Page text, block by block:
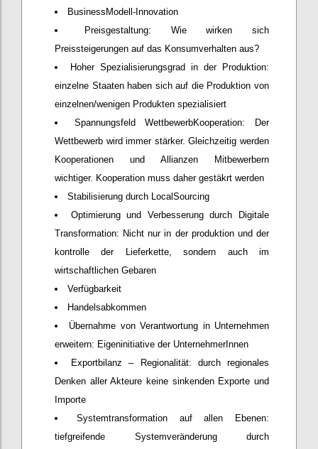
BusinessModell-Innovation
Preisgestaltung: Wie wirken sich
Preissteigerungen auf das Konsumverhalten aus?
Hoher Spezialisierungsgrad in der Produktion:
einzelne Staaten haben sich auf die Produktion von
einzelnen/wenigen Produkten spezialisiert
Spannungsfeld WettbewerbKooperation: Der
Wettbewerb wird immer stärker. Gleichzeitig werden
Kooperationen und Allianzen Mitbewerbern
wichtiger. Kooperation muss daher gestäkrt werden
Stabilisierung durch LocalSourcing
Optimierung und Verbesserung durch Digitale
Transformation: Nicht nur in der produktion und der
kontrolle der Lieferkette, sondern auch im
wirtschaftlichen Gebaren
Verfügbarkeit
Handelsabkommen
Übernahme von Verantwortung in Unternehmen
erweitern: Eigeninitiative der UnternehmerInnen
Exportbilanz – Regionalität: durch regionales
Denken aller Akteure keine sinkenden Exporte und
Importe
Systemtransformation auf allen Ebenen:
tiefgreifende Systemveränderung durch